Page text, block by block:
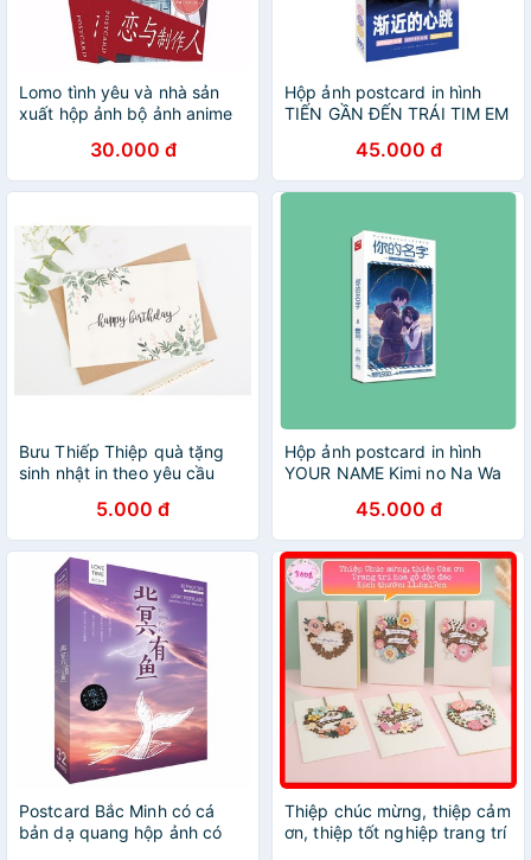
Lomo tình yêu và nhà sản
xuất hộp ảnh bộ ảnh anime
30.000 đ
Hộp ảnh postcard in hình
TIẾN GẦN ĐẾN TRÁI TIM EM
45.000 đ
Bưu Thiếp Thiệp quà tặng
sinh nhật in theo yêu cầu
5.000 đ
Hộp ảnh postcard in hình
YOUR NAME Kimi no Na Wa
45.000 đ
Postcard Bắc Minh có cá
bản dạ quang hộp ảnh có
Thiệp chúc mừng, thiệp cảm
ơn, thiệp tốt nghiệp trang trí